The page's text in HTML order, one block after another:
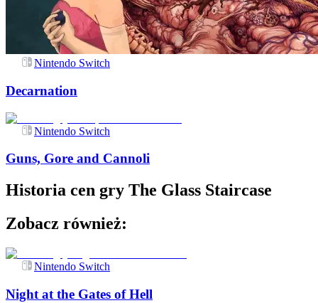
Nintendo Switch
Decarnation
Nintendo Switch
Guns, Gore and Cannoli
Historia cen gry The Glass Staircase
Zobacz również:
Nintendo Switch
Night at the Gates of Hell